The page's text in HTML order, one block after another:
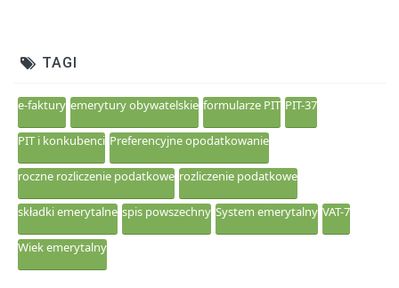
TAGI
e-faktury emerytury obywatelskie formularze PIT PIT-37
PIT i konkubenci Preferencyjne opodatkowanie
roczne rozliczenie podatkowe rozliczenie podatkowe
składki emerytalne spis powszechny System emerytalny VAT-7
Wiek emerytalny